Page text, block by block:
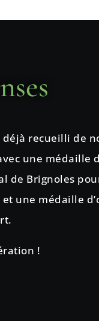
déjà recueilli de
une médaille
de Brignoles
une médaille
!